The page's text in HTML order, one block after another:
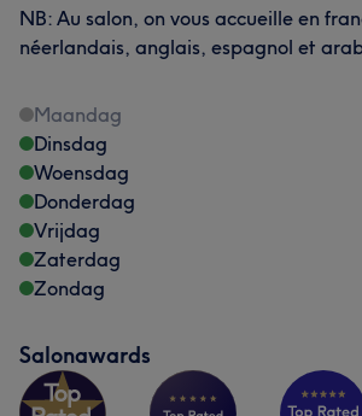
NB: Au salon, on vous accueille en
néerlandais, anglais, espagnol et
Maandag
Dinsdag
Woensdag
Donderdag
Vrijdag
Zaterdag
Zondag
Salonawards